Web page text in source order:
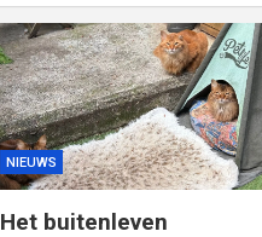
NIEUWS
Het buitenleven